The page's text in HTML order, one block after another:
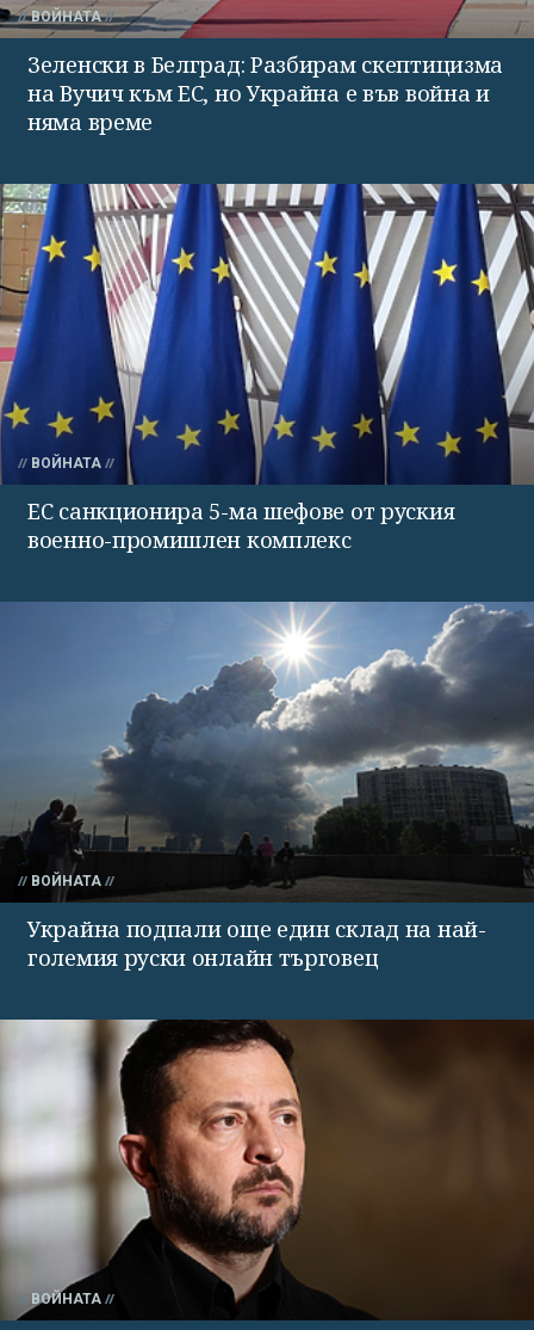
ВОЙНАТА
Зеленски в Белград: Разбирам скептицизма
на Вучич към ЕС, но Украйна е във война и
няма време
ВОЙНАТА
ЕС санкционира 5-ма шефове от руския
военно-промишлен комплекс
ВОЙНАТА
Украйна подпали още един склад на най-
големия руски онлайн търговец
ВОЙНАТА